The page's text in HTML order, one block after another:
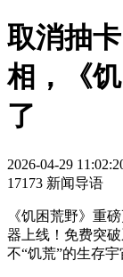
取消抽
相，《
了
2026-04-29
17173 新闻导语
《饥困荒野》重
器上线！免费突
不“饥荒”的生存